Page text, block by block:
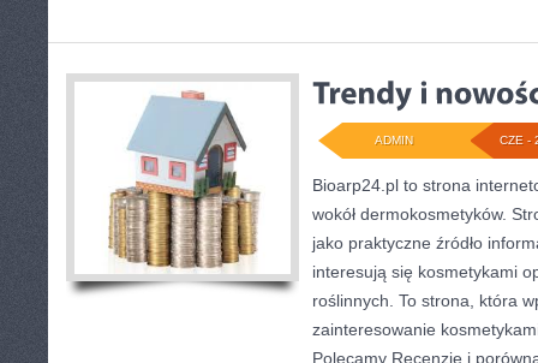
CZE -
ADMIN
Bioarp24.pl to strona
wokół dermokosmetyków.
jako praktyczne źródło
interesują się kosmetykami
roślinnych. To strona, która
zainteresowanie
Polecamy Recenzje i